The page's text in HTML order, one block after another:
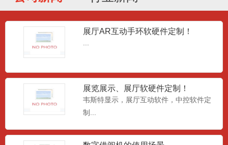
展厅AR互动手环软硬件定制！
展览展示、展厅软硬件定制！
韦斯特显示，展厅互动软件，中控软件定
制...
室内小间距P1.0极致微LED
震撼，性价比...